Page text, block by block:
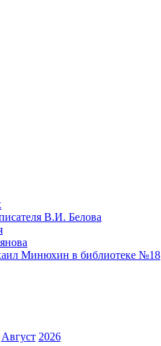
В.И. Белова
Минюхин в библиотеке №18
Август 2026